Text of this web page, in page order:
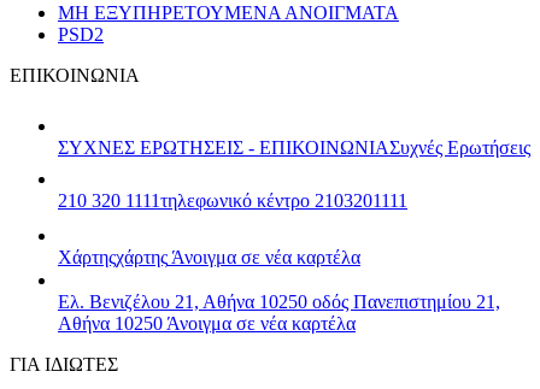
ΜΗ ΕΞΥΠΗΡΕΤΟΥΜΕΝΑ ΑΝΟΙΓΜΑΤΑ
PSD2
ΕΠΙΚΟΙΝΩΝΙΑ
ΣΥΧΝΕΣ ΕΡΩΤΗΣΕΙΣ - ΕΠΙΚΟΙΝΩΝΙΑΣυχνές Ερωτήσεις
210 320 1111τηλεφωνικό κέντρο 2103201111
Χάρτηςχάρτης Άνοιγμα σε νέα καρτέλα
Ελ. Βενιζέλου 21, Αθήνα 10250 οδός Πανεπιστημίου 21,
Αθήνα 10250 Άνοιγμα σε νέα καρτέλα
ΓΙΑ ΙΔΙΩΤΕΣ